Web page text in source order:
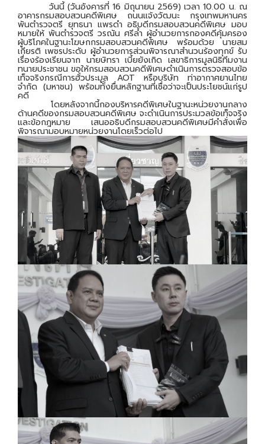
วันนี้ (วันอังคารที่ 16 มิถุนายน 2569) เวลา 10.00 น. ณ
อาคารกรมสอบสวนคดีพิเศษ ถนนแจ้งวัฒนะ กรุงเทพมหานคร
พันตำรวจตรี ยุทธนา แพรดำ อธิบดีกรมสอบสวนคดีพิเศษ มอบ
หมายให้ พันตำรวจตรี วรณัน ศรีล้ำ ผู้อำนวยการกองคดีคุ้มครอง
ผู้บริโภคในฐานะโฆษกกรมสอบสวนคดีพิเศษ พร้อมด้วย นายสม
เกียรติ เพชรประดับ ผู้อำนวยการส่วนพิจารณาสำนวนร้องทุกข์ รับ
เรื่องร้องเรียนจาก นายษิทรา เบี้ยยังเกิด เลขาธิการมูลนิธิทีมงาน
ทนายประชาชน ขอให้กรมสอบสวนคดีพิเศษดำเนินการตรวจสอบข้อ
เท็จจริงกรณีการฮั้วประมูล AOT หรือบริษัท ท่าอากาศยานไทย
จำกัด (มหาชน) พร้อมทั้งยื่นหลักฐานที่เชื่อว่าจะเป็นประโยชน์แก่รูป
คดี
โดยหลังจากนี้กองบริหารคดีพิเศษในฐานะหน่วยงานกลาง
ด้านคดีของกรมสอบสวนคดีพิเศษ จะดำเนินการประมวลข้อเท็จจริง
และข้อกฎหมาย เสนออธิบดีกรมสอบสวนคดีพิเศษมีคำสั่งเพื่อ
พิจารณามอบหมายหน่วยงานโดยเร็วต่อไป